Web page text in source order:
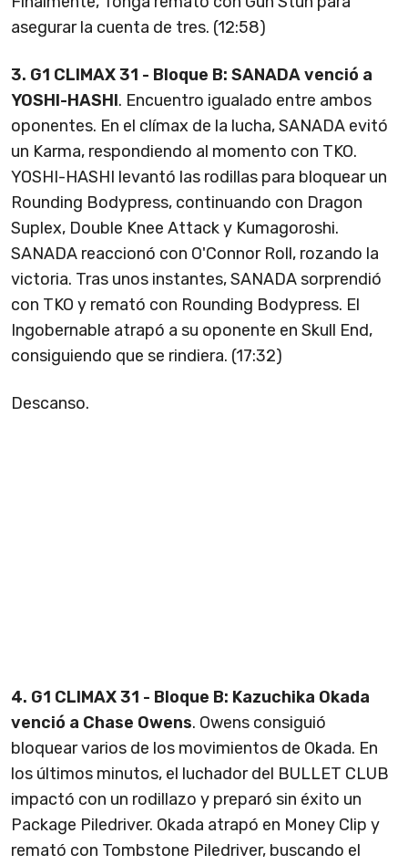
asegurar la cuenta de tres. (12:58)
3. G1 CLIMAX 31 - Bloque B: SANADA venció a
YOSHI-HASHI. Encuentro igualado entre ambos
oponentes. En el clímax de la lucha, SANADA evitó
un Karma, respondiendo al momento con TKO.
YOSHI-HASHI levantó las rodillas para bloquear un
Rounding Bodypress, continuando con Dragon
Suplex, Double Knee Attack y Kumagoroshi.
SANADA reaccionó con O'Connor Roll, rozando la
victoria. Tras unos instantes, SANADA sorprendió
con TKO y remató con Rounding Bodypress. El
Ingobernable atrapó a su oponente en Skull End,
consiguiendo que se rindiera. (17:32)
Descanso.
4. G1 CLIMAX 31 - Bloque B: Kazuchika Okada
venció a Chase Owens. Owens consiguió
bloquear varios de los movimientos de Okada. En
los últimos minutos, el luchador del BULLET CLUB
impactó con un rodillazo y preparó sin éxito un
Package Piledriver. Okada atrapó en Money Clip y
remató con Tombstone Piledriver, buscando el